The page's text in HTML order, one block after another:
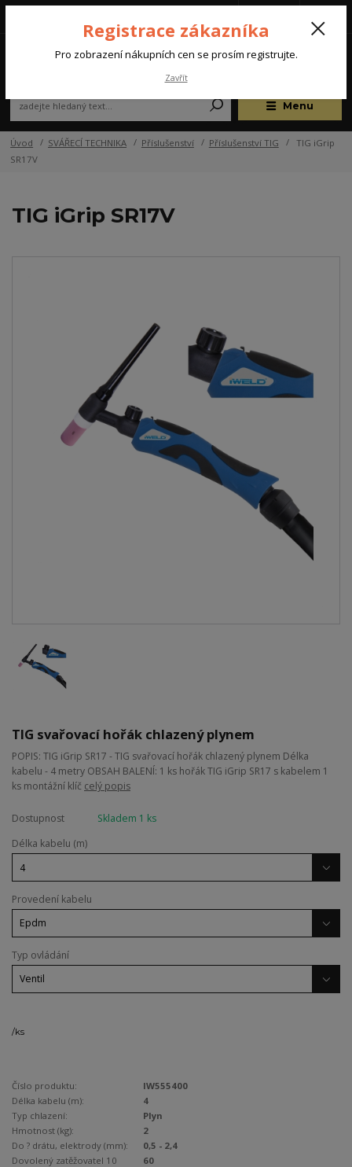
Menu
(Po-Pá, 07:00-15:30 hod.)
Úvod SVÁŘECÍ TECHNIKA Příslušenství Příslušenství TIG
TIG iGrip
SR17V
TIG iGrip SR17V
TIG svařovací hořák chlazený plynem
POPIS: TIG iGrip SR17 - TIG svařovací hořák chlazený plynem Délka
kabelu - 4 metry OBSAH BALENÍ: 1 ks hořák TIG iGrip SR17 s kabelem 1
ks montážní klíč celý popis
Dostupnost
Skladem 1 ks
Délka kabelu (m)
Provedení kabelu
Typ ovládání
/ks
Číslo produktu:
IW555400
Délka kabelu (m):
4
Typ chlazení:
Plyn
Hmotnost (kg):
2
Do ? drátu, elektrody (mm):
0,5 - 2,4
Dovolený zatěžovatel 10
60
Registrace zákazníka
Pro zobrazení nákupních cen se prosím registrujte.
Zavřít